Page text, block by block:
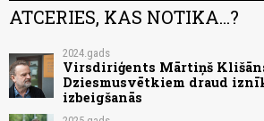
ATCERIES, KAS NOTIKA...?
2024.gads
Virsdiriģents Mārtiņš
Dziesmusvētkiem draud
izbeigšanās